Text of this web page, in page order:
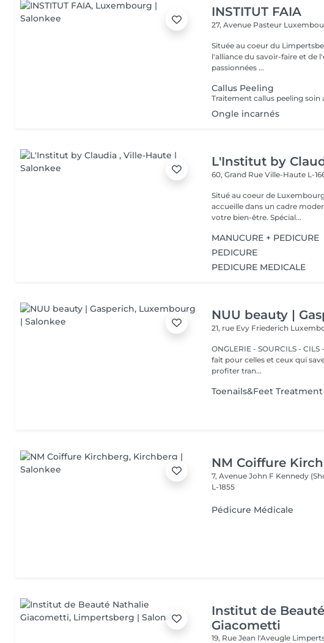
INSTITUT FAIA
27, Avenue Pasteur
Située au coeur du
l'alliance du savoir-faire et de l'excellence. Notre
passionnées ...
Callus Peeling
Ongle incarnés
L'Institut by
60, Grand RueVille-Haute L-
Situé au coeur de
accueille dans un cadre
votre bien-être. Spécial...
MANUCURE + PEDICURE
PEDICURE
PEDICURE MEDICALE
NUU beauty |
21, rue Evy Friederich
ONGLERIE - SOURCILS - CILS -
fait pour celles et ceux qui
profiter tran...
Toenails&Feet Treatment
NM Coiffure
7, Avenue John F Kennedy
L-1855
Pédicure Médicale
Institut de
Giacometti
19, Rue Jean l'Aveugle